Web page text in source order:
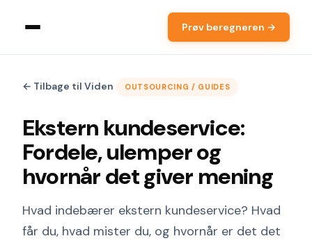
Prøv beregneren →
← Tilbage til Viden OUTSOURCING / GUIDES
Ekstern kundeservice:
Fordele, ulemper og
hvornår det giver mening
Hvad indebærer ekstern kundeservice? Hvad
får du, hvad mister du, og hvornår er det det